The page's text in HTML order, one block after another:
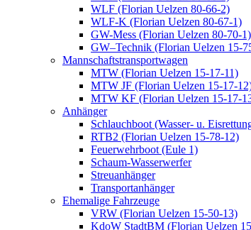
WLF (Florian Uelzen 80-66-2)
WLF-K (Florian Uelzen 80-67-1)
GW-Mess (Florian Uelzen 80-70-1)
GW–Technik (Florian Uelzen 15-
Mannschaftstransportwagen
MTW (Florian Uelzen 15-17-11)
MTW JF (Florian Uelzen 15-17-
MTW KF (Florian Uelzen 15-17-
Anhänger
Schlauchboot (Wasser- u.
RTB2 (Florian Uelzen 15-78-12)
Feuerwehrboot (Eule 1)
Schaum-Wasserwerfer
Streuanhänger
Transportanhänger
Ehemalige Fahrzeuge
VRW (Florian Uelzen 15-50-13)
KdoW StadtBM (Florian Uelzen